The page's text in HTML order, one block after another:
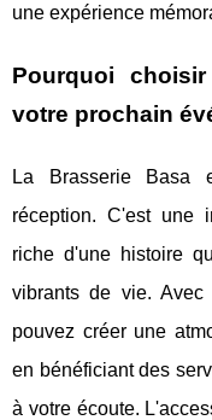
une expérience
Pourquoi
votre prochain
La Brasserie
réception. C'est une
riche d'une histoire
vibrants de vie. Avec
pouvez créer une
en bénéficiant des
à votre écoute.